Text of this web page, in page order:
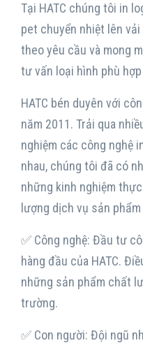
Tại HATC chúng tôi in
pet chuyển nhiệt lên
theo yêu cầu và mong
tư vấn loại hình phù
HATC bén duyên với
năm 2011. Trải qua
nghiệm các công nghệ
nhau, chúng tôi đã có
những kinh nghiệm
lượng dịch vụ sản
✅ Công nghệ: Đầu tư
hàng đầu của HATC.
những sản phẩm chất
trường.
✅ Con người: Đội ngũ